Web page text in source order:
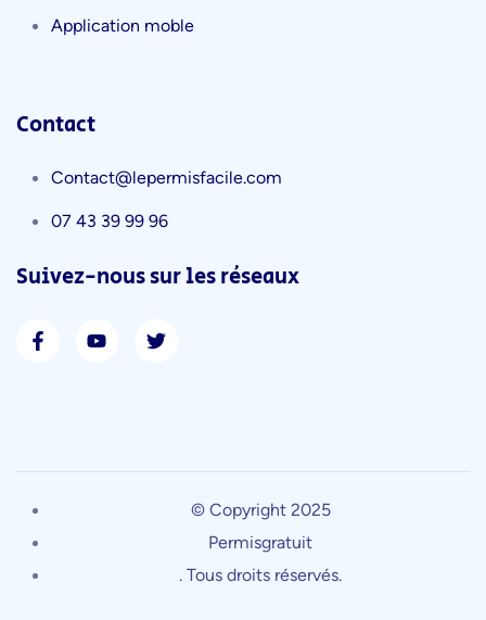
Application moble
Contact
Contact@lepermisfacile.com
07 43 39 99 96
Suivez-nous sur les réseaux
© Copyright 2025
Permisgratuit
. Tous droits réservés.